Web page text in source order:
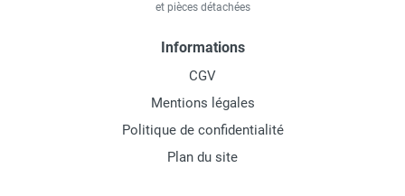
et pièces détachées
Informations
CGV
Mentions légales
Politique de confidentialité
Plan du site